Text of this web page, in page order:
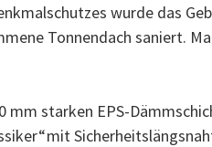
wurde das
Tonnendach saniert.
starken EPS-
mit